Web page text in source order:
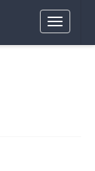
Toggle
navigation